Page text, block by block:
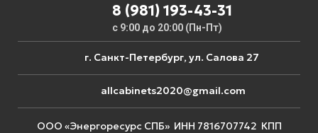
8 (981) 193-43-31
с 9:00 до 20:00 (Пн-Пт)
г. Санкт-Петербург, ул. Салова 27
allcabinets2020@gmail.com
ООО «Энергоресурс СПБ» ИНН 7816707742 КПП